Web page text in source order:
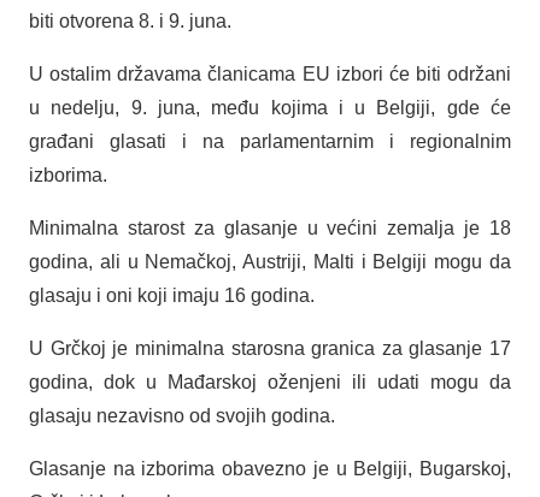
biti otvorena 8. i 9. juna.
U ostalim državama članicama EU izbori će biti održani
u nedelju, 9. juna, među kojima i u Belgiji, gde će
građani glasati i na parlamentarnim i regionalnim
izborima.
Minimalna starost za glasanje u većini zemalja je 18
godina, ali u Nemačkoj, Austriji, Malti i Belgiji mogu da
glasaju i oni koji imaju 16 godina.
U Grčkoj je minimalna starosna granica za glasanje 17
godina, dok u Mađarskoj oženjeni ili udati mogu da
glasaju nezavisno od svojih godina.
Glasanje na izborima obavezno je u Belgiji, Bugarskoj,